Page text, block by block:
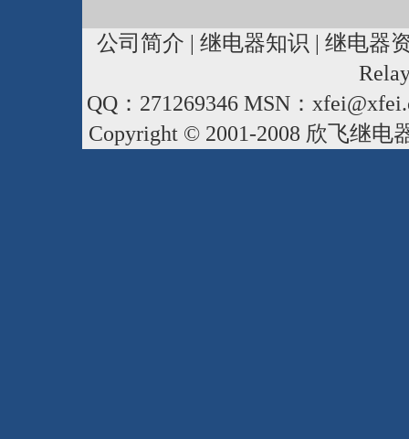
公司简介 | 继电器知识 | 继电器
QQ：271269346 MSN：
Copyright © 2001-2008 欣飞继电